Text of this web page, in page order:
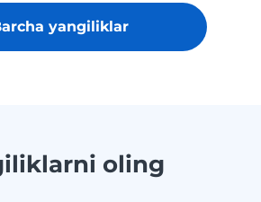
yangiliklar
oling